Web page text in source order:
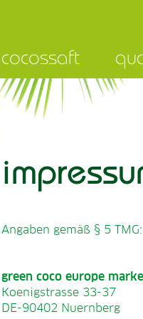
cocossaft
Angaben gemäß § 5 TMG:
green coco europe
Koenigstrasse 33-37
DE-90402 Nuernberg